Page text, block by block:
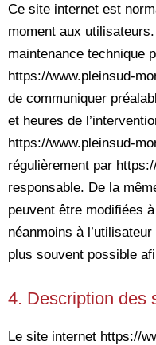
Ce site internet est
moment aux
maintenance technique
https://www.pleinsud-
de communiquer
et heures de
https://www.pleinsud-
régulièrement par
responsable. De la
peuvent être modifiées
néanmoins à
plus souvent possible
4. Description des
Le site internet https://